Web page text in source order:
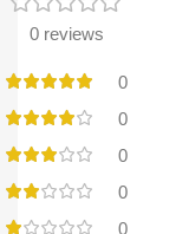
0 reviews
0
0
0
0
0